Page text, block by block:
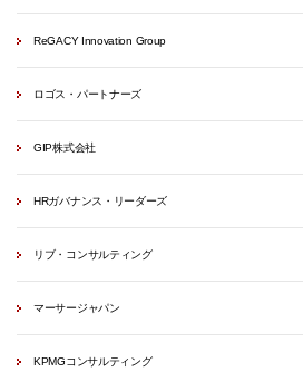
ReGACY Innovation Group
ロゴス・パートナーズ
GIP株式会社
HRガバナンス・リーダーズ
リブ・コンサルティング
マーサージャパン
KPMGコンサルティング